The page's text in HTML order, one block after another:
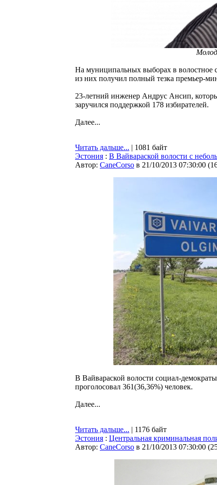
На муниципальных выборах в волостное
из них получил полный тезка премьер-
23-летний инженер Андрус Ансип,
заручился поддержкой 178 избирателей.
Далее...
Читать дальше... | 1081 байт
Эстония : В Вайвараской волости с
Автор: CaneCorso в 21/10/2013 07:30:00 (
В Вайвараской волости социал-
проголосовал 361(36,36%) человек.
Далее...
Читать дальше... | 1176 байт
Эстония : Центральная криминальная
Автор: CaneCorso в 21/10/2013 07:30:00 (